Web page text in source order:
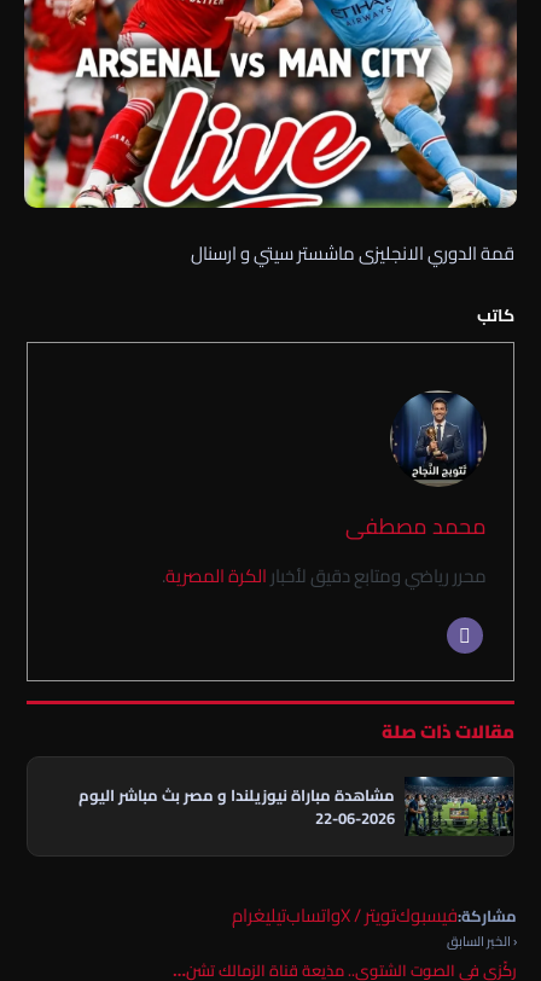
قمة الدوري الانجليزى ماشستر سيتي و ارسنال
كاتب
محمد مصطفى
محرر رياضي ومتابع دقيق لأخبارالكرة المصرية.
مقالات ذات صلة
مشاهدة مباراة نيوزيلندا و مصر بث مباشر اليوم
2026-06-22
مشاركة:فيسبوكتويتر / X واتسابتيليغرام
‹ الخبر السابق
ركّزي في الصوت الشتوي.. مذيعة قناة الزمالك تشن…